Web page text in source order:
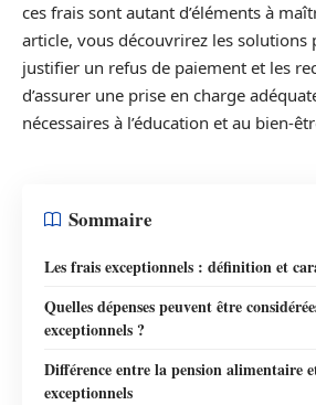
ces frais sont autant d’éléments à
article, vous découvrirez les solutions
justifier un refus de paiement et les
d’assurer une prise en charge
nécessaires à l’éducation et au bien-
Sommaire
Les frais exceptionnels : définition et
Quelles dépenses peuvent être
exceptionnels ?
Différence entre la pension alimentaire
exceptionnels